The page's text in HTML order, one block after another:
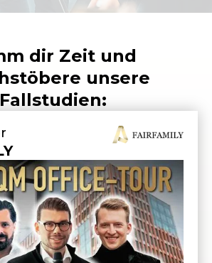
dir Zeit und
unsere
Fallstudien: